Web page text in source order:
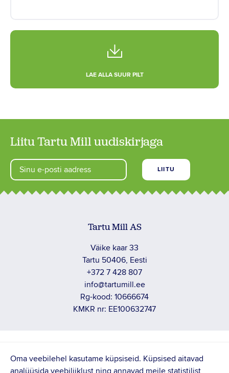
LAE ALLA SUUR PILT
Liitu Tartu Mill uudiskirjaga
Tartu Mill AS
Väike kaar 33
Tartu 50406, Eesti
+372 7 428 807
info@tartumill.ee
Rg-kood: 10666674
KMKR nr: EE100632747
TÖÖTAJA TAGASISIDE
Oma veebilehel kasutame küpsiseid. Küpsised aitavad
analüüsida veebiliiklust ning annavad meile statistilist